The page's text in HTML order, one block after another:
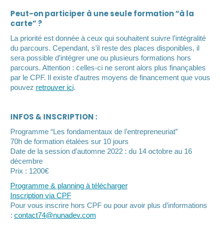
Peut-on participer à une seule formation “à la
carte” ?
La priorité est donnée à ceux qui souhaitent suivre l’intégralité
du parcours. Cependant, s’il reste des places disponibles, il
sera possible d’intégrer une ou plusieurs formations hors
parcours. Attention : celles-ci ne seront alors plus finançables
par le CPF. Il existe d’autres moyens de financement que vous
pouvez retrouver ici.
INFOS & INSCRIPTION :
Programme “Les fondamentaux de l’entrepreneuriat”
70h de formation étalées sur 10 jours
Date de la session d’automne 2022 : du 14 octobre au 16
décembre
Prix : 1200€
Programme & planning à télécharger
Inscription via CPF
Pour vous inscrire hors CPF ou pour avoir plus d’informations
: contact74@nunadev.com